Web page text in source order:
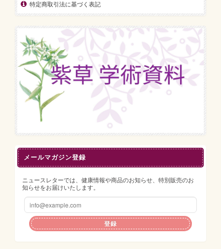
特定商取引法に基づく表記
メールマガジン登録
ニュースレターでは、健康情報や商品のお知らせ、特別販売のお
知らせをお届けいたします。
登録